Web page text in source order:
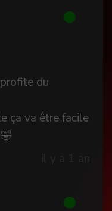
du
ça va être facile